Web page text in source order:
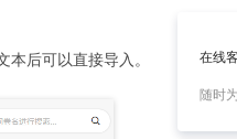
后可以直接导入。 在线
随时